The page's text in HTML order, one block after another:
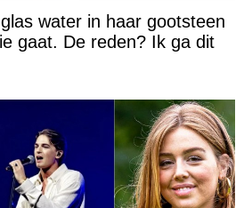
water in haar gootsteen
gaat. De reden? Ik ga dit